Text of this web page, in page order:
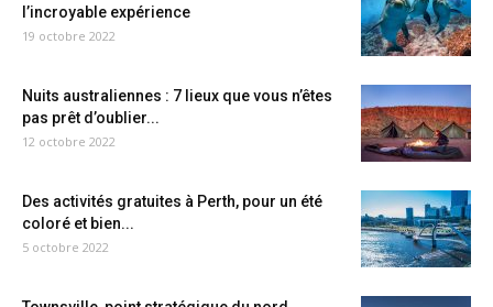
l’incroyable expérience
19 octobre 2022
Nuits australiennes : 7 lieux que vous n’êtes
pas prêt d’oublier...
12 octobre 2022
Des activités gratuites à Perth, pour un été
coloré et bien...
5 octobre 2022